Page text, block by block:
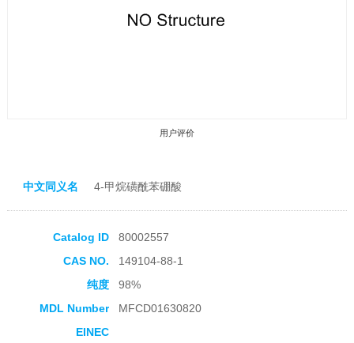
用户评价
中文同义名 4-甲烷磺酰苯硼酸
Catalog ID
80002557
CAS NO.
149104-88-1
纯度
98%
MDL Number
MFCD01630820
EINEC